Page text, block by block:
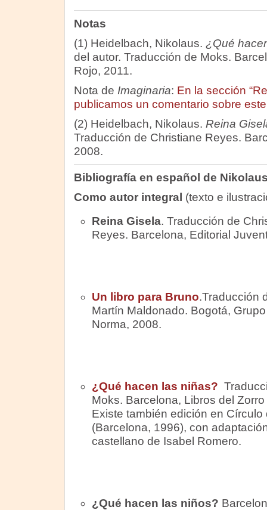
Notas
(1) Heidelbach, Nikolaus. ¿Qué
del autor. Traducción de Moks.
Rojo, 2011.
Nota de Imaginaria: En la sección
publicamos un comentario sobre
(2) Heidelbach, Nikolaus. Reina
Traducción de Christiane Reyes.
2008.
Bibliografía en español de
Como autor integral (texto e
Reina Gisela. Traducción de
Reyes. Barcelona, Editorial
Un libro para Bruno.Traducción
Martín Maldonado. Bogotá,
Norma, 2008.
¿Qué hacen las niñas?
Moks. Barcelona, Libros del
Existe también edición en Círculo
(Barcelona, 1996), con
castellano de Isabel Romero.
¿Qué hacen las niños?